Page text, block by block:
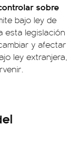
sobre
bajo ley de
esta legislación
y afectar
ley extranjera,